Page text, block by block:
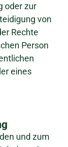
oder zur
von
Rechte
Person
eines
und zum